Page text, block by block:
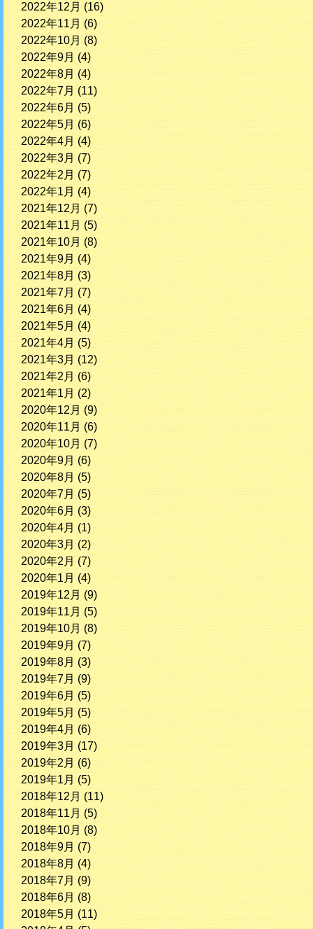
2022年12月 (16)
2022年11月 (6)
2022年10月 (8)
2022年9月 (4)
2022年8月 (4)
2022年7月 (11)
2022年6月 (5)
2022年5月 (6)
2022年4月 (4)
2022年3月 (7)
2022年2月 (7)
2022年1月 (4)
2021年12月 (7)
2021年11月 (5)
2021年10月 (8)
2021年9月 (4)
2021年8月 (3)
2021年7月 (7)
2021年6月 (4)
2021年5月 (4)
2021年4月 (5)
2021年3月 (12)
2021年2月 (6)
2021年1月 (2)
2020年12月 (9)
2020年11月 (6)
2020年10月 (7)
2020年9月 (6)
2020年8月 (5)
2020年7月 (5)
2020年6月 (3)
2020年4月 (1)
2020年3月 (2)
2020年2月 (7)
2020年1月 (4)
2019年12月 (9)
2019年11月 (5)
2019年10月 (8)
2019年9月 (7)
2019年8月 (3)
2019年7月 (9)
2019年6月 (5)
2019年5月 (5)
2019年4月 (6)
2019年3月 (17)
2019年2月 (6)
2019年1月 (5)
2018年12月 (11)
2018年11月 (5)
2018年10月 (8)
2018年9月 (7)
2018年8月 (4)
2018年7月 (9)
2018年6月 (8)
2018年5月 (11)